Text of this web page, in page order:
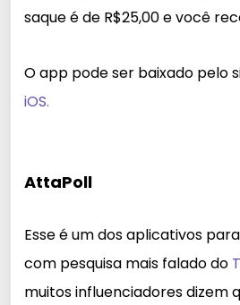
saque é de R$25,00 e você
O app pode ser baixado pelo
iOS.
AttaPoll
Esse é um dos aplicativos
com pesquisa mais falado do
muitos influenciadores dizem